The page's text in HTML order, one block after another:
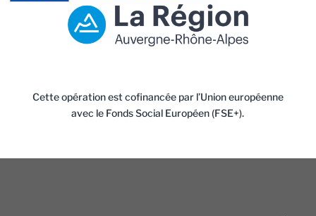
Cette opération est cofinancée par l’Union européenne
avec le Fonds Social Européen (FSE+).